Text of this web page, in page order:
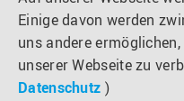
Einige davon werden
uns andere
unserer Webseite zu
Datenschutz )